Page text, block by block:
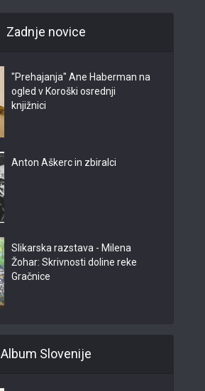
Zadnje novice
"Prehajanja" Ane Haberman na
ogled v Koroški osrednji
knjižnici
Anton Aškerc in zbiralci
Slikarska razstava - Milena
Žohar: Skrivnosti doline reke
Gračnice
Album Slovenije